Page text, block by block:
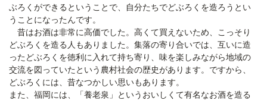
ぶろくができるということで、自分たちでどぶろくを造ろうとい
うことになったんです。
昔はお酒は非常に高価でした。高くて買えないため、こっそり
どぶろくを造る人もありました。集落の寄り合いでは、互いに造
ったどぶろくを徳利に入れて持ち寄り、味を楽しみながら地域の
交流を図っていたという農村社会の歴史があります。ですから、
どぶろくには、昔なつかしい思いもあります。
また、福岡には、「養老泉」というおいしくて有名なお酒を造る